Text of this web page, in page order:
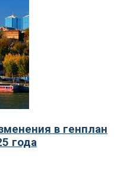
в генплан
года